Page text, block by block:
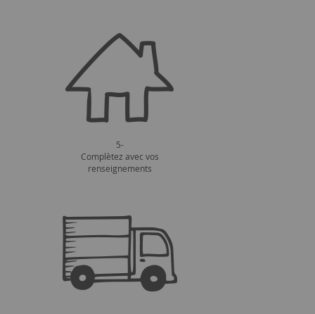
5-
Complètez avec vos
renseignements